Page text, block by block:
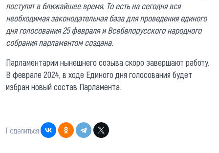
поступят в ближайшее время. То есть на сегодня вся
необходимая законодательная база для проведения единого
дня голосования 25 февраля и Всебелорусского народного
собрания парламентом создана.
Парламентарии нынешнего созыва скоро завершают работу.
В феврале 2024, в ходе Единого дня голосования будет
избран новый состав Парламента.
Поделиться: